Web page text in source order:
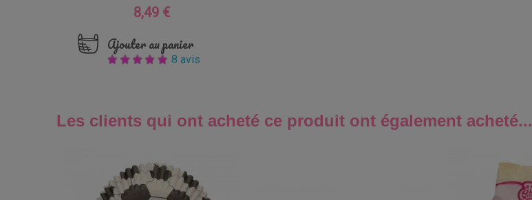
Prix
8,49 €
Ajouter au panier
8 avis
Les clients qui ont acheté ce produit ont également acheté...